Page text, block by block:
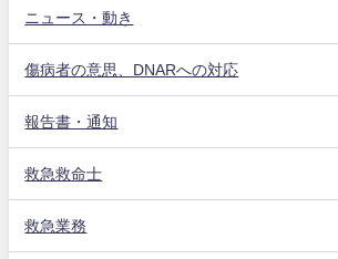
ニュース・動き
傷病者の意思、DNARへの対応
報告書・通知
救急救命士
救急業務